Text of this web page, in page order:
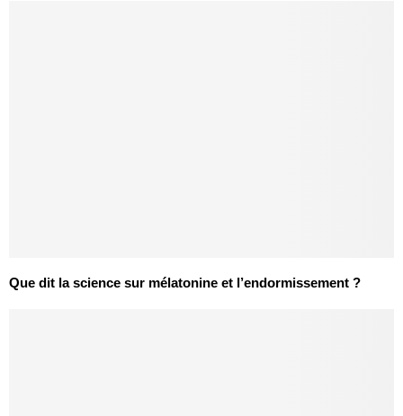
Que dit la science sur mélatonine et l’endormissement ?